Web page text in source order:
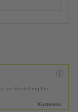
der Bestellung Ihre
Kostenlos